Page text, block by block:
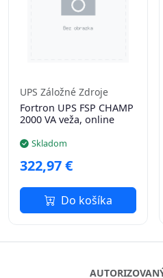
UPS Záložné Zdroje
Fortron UPS FSP CHAMP
2000 VA veža, online
Skladom
322,97 €
Do košíka